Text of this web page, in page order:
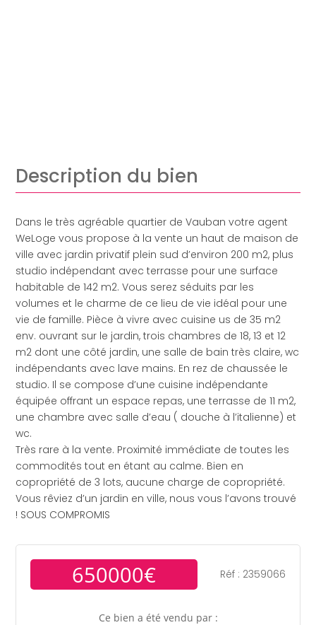
Description du bien
Dans le très agréable quartier de Vauban votre agent
WeLoge vous propose à la vente un haut de maison de
ville avec jardin privatif plein sud d’environ 200 m2, plus
studio indépendant avec terrasse pour une surface
habitable de 142 m2. Vous serez séduits par les
volumes et le charme de ce lieu de vie idéal pour une
vie de famille. Pièce à vivre avec cuisine us de 35 m2
env. ouvrant sur le jardin, trois chambres de 18, 13 et 12
m2 dont une côté jardin, une salle de bain très claire, wc
indépendants avec lave mains. En rez de chaussée le
studio. Il se compose d’une cuisine indépendante
équipée offrant un espace repas, une terrasse de 11 m2,
une chambre avec salle d’eau ( douche à l’italienne) et
wc.
Très rare à la vente. Proximité immédiate de toutes les
commodités tout en étant au calme. Bien en
copropriété de 3 lots, aucune charge de copropriété.
Vous rêviez d’un jardin en ville, nous vous l’avons trouvé
! SOUS COMPROMIS
650000€ Réf : 2359066
Ce bien a été vendu par :